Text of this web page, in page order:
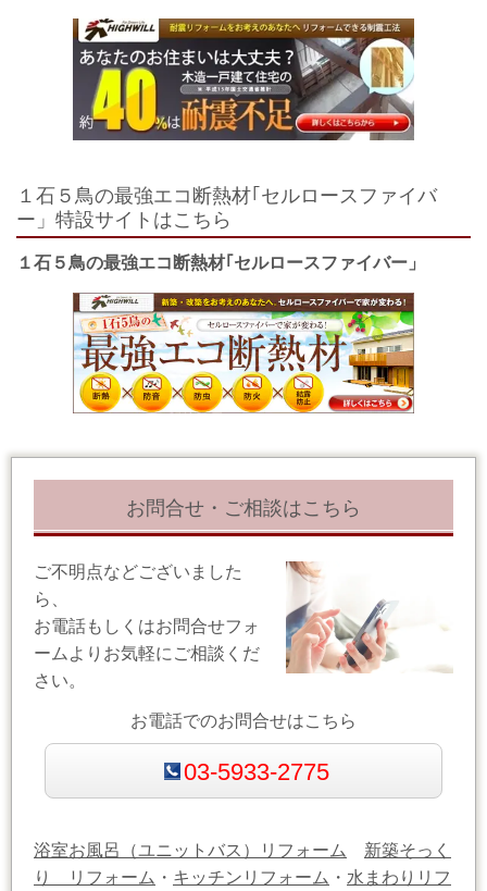
１石５鳥の最強エコ断熱材｢セルロースファイバ
ー」特設サイトはこちら
１石５鳥の最強エコ断熱材｢セルロースファイバー」
お問合せ・ご相談はこちら
ご不明点などございました
ら、
お電話もしくはお問合せフォ
ームよりお気軽にご相談くだ
さい。
お電話でのお問合せはこちら
03-5933-2775
浴室お風呂（ユニットバス）リフォーム
新築そっく
り リフォーム ・ キッチンリフォーム ・ 水まわりリフ